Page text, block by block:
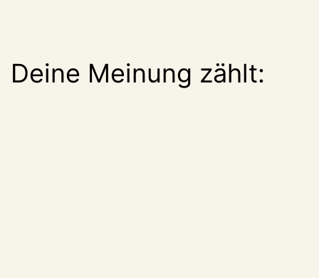
Deine Meinung zählt: